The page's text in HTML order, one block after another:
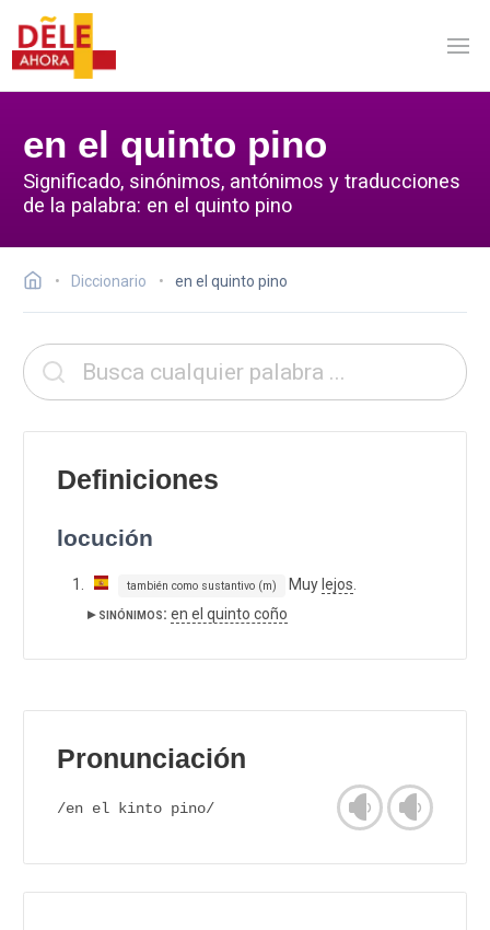
en el quinto pino
Significado, sinónimos, antónimos y traducciones
de la palabra: en el quinto pino
Diccionario en el quinto pino
Definiciones
locución
también como sustantivo (m) Muy lejos
▸ sinónimos: en el quinto coño
Pronunciación
/en el kinto pino/